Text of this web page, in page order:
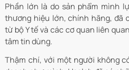
Phần lớn là do sản phẩm mình
thương hiệu lớn, chính hãng, đã
từ bộ Y tế và các cơ quan liên
tâm tin dùng.
Thậm chí, với một người không